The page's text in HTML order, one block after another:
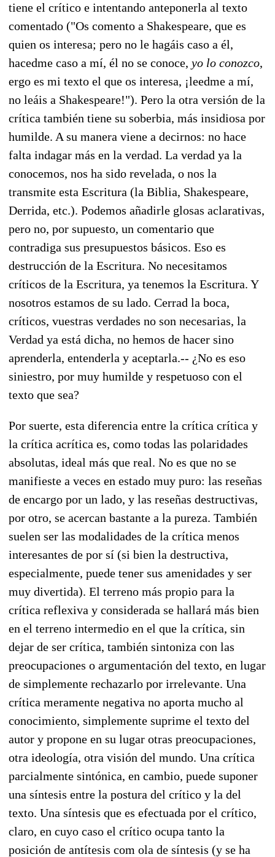
tiene el crítico e intentando anteponerla al texto
comentado ("Os comento a Shakespeare, que es
quien os interesa; pero no le hagáis caso a él,
hacedme caso a mí, él no se conoce, yo lo conozco,
ergo es mi texto el que os interesa, ¡leedme a mí,
no leáis a Shakespeare!"). Pero la otra versión de la
crítica también tiene su soberbia, más insidiosa por
humilde. A su manera viene a decirnos: no hace
falta indagar más en la verdad. La verdad ya la
conocemos, nos ha sido revelada, o nos la
transmite esta Escritura (la Biblia, Shakespeare,
Derrida, etc.). Podemos añadirle glosas aclarativas,
pero no, por supuesto, un comentario que
contradiga sus presupuestos básicos. Eso es
destrucción de la Escritura. No necesitamos
críticos de la Escritura, ya tenemos la Escritura. Y
nosotros estamos de su lado. Cerrad la boca,
críticos, vuestras verdades no son necesarias, la
Verdad ya está dicha, no hemos de hacer sino
aprenderla, entenderla y aceptarla.-- ¿No es eso
siniestro, por muy humilde y respetuoso con el
texto que sea?
Por suerte, esta diferencia entre la crítica crítica y
la crítica acrítica es, como todas las polaridades
absolutas, ideal más que real. No es que no se
manifieste a veces en estado muy puro: las reseñas
de encargo por un lado, y las reseñas destructivas,
por otro, se acercan bastante a la pureza. También
suelen ser las modalidades de la crítica menos
interesantes de por sí (si bien la destructiva,
especialmente, puede tener sus amenidades y ser
muy divertida). El terreno más propio para la
crítica reflexiva y considerada se hallará más bien
en el terreno intermedio en el que la crítica, sin
dejar de ser crítica, también sintoniza con las
preocupaciones o argumentación del texto, en lugar
de simplemente rechazarlo por irrelevante. Una
crítica meramente negativa no aporta mucho al
conocimiento, simplemente suprime el texto del
autor y propone en su lugar otras preocupaciones,
otra ideología, otra visión del mundo. Una crítica
parcialmente sintónica, en cambio, puede suponer
una síntesis entre la postura del crítico y la del
texto. Una síntesis que es efectuada por el crítico,
claro, en cuyo caso el crítico ocupa tanto la
posición de antítesis com ola de síntesis (y se ha